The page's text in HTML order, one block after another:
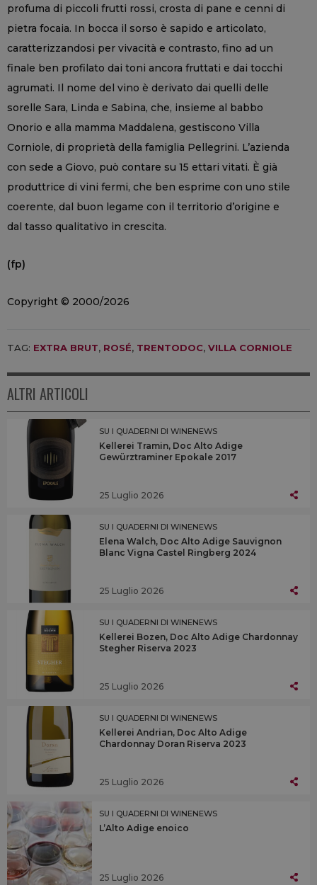
profuma di piccoli frutti rossi, crosta di pane e cenni di
pietra focaia. In bocca il sorso è sapido e articolato,
caratterizzandosi per vivacità e contrasto, fino ad un
finale ben profilato dai toni ancora fruttati e dai tocchi
agrumati. Il nome del vino è derivato dai quelli delle
sorelle Sara, Linda e Sabina, che, insieme al babbo
Onorio e alla mamma Maddalena, gestiscono Villa
Corniole, di proprietà della famiglia Pellegrini. L’azienda
con sede a Giovo, può contare su 15 ettari vitati. È già
produttrice di vini fermi, che ben esprime con uno stile
coerente, dal buon legame con il territorio d’origine e
dal tasso qualitativo in crescita.
(fp)
Copyright © 2000/2026
TAG: EXTRA BRUT, ROSÉ, TRENTODOC, VILLA CORNIOLE
ALTRI ARTICOLI
SU I QUADERNI DI WINENEWS
Kellerei Tramin, Doc Alto Adige
Gewürztraminer Epokale 2017
25 Luglio 2026
SU I QUADERNI DI WINENEWS
Elena Walch, Doc Alto Adige Sauvignon
Blanc Vigna Castel Ringberg 2024
25 Luglio 2026
SU I QUADERNI DI WINENEWS
Kellerei Bozen, Doc Alto Adige Chardonnay
Stegher Riserva 2023
25 Luglio 2026
SU I QUADERNI DI WINENEWS
Kellerei Andrian, Doc Alto Adige
Chardonnay Doran Riserva 2023
25 Luglio 2026
SU I QUADERNI DI WINENEWS
L’Alto Adige enoico
25 Luglio 2026